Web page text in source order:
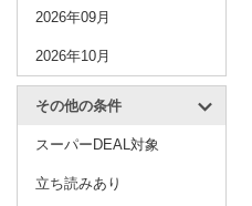
2026年09月
2026年10月
その他の条件
スーパーDEAL対象
立ち読みあり